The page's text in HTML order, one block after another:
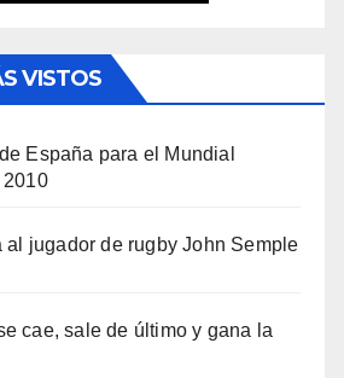
VISTOS
España para el Mundial
2010
al jugador de rugby John Semple
cae, sale de último y gana la